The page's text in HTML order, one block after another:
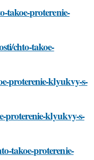
takoe-proterenie-
chto-takoe-
proterenie-klyukvy-s-
proterenie-klyukvy-s-
takoe-proterenie-